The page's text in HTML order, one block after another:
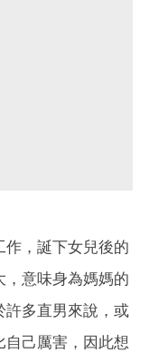
作，誕下女兒後的
意味身為媽媽的
許多直男來說，或
自己厲害，因此想